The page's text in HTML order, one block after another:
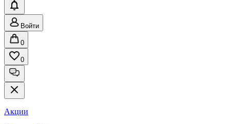
Войти
0
0
Акции